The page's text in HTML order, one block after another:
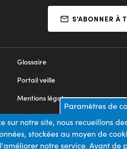
S'ABONNER À
Glossaire
Portail veille
Mentions légales
Appels d'offres
Plan du site
Paramètres de
notre site, nous recueillons
stockées au moyen de
notre service. Avant de